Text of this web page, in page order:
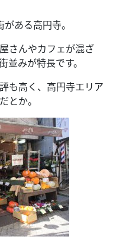
ある高円寺。
さんやカフェが混ざ
並みが特長です。
も高く、高円寺エリア
とか。